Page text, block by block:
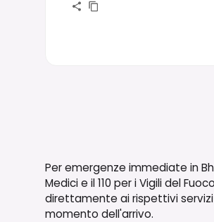
Per emergenze immediate in
Medici e il 110 per i Vigili del
direttamente ai rispettivi
momento dell'arrivo.